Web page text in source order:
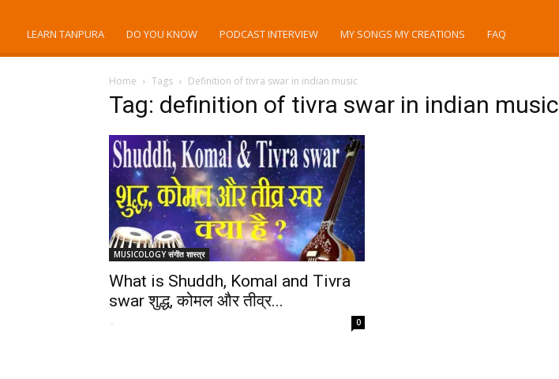
LEARN TANPURA DO YOU KNOW PODCAST INTERVIEW MY SONGS MY CREATIONS FAQ
Home Tags Definition of tivra swar in indian music
Tag: definition of tivra swar in indian music
MUSICOLOGY संगीत शास्त्र
What is Shuddh, Komal and Tivra
swar शुद्ध, कोमल और तीव्र...
- 0